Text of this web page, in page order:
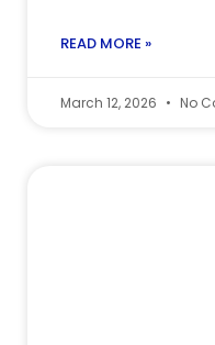
READ MORE »
March 12, 2026 No